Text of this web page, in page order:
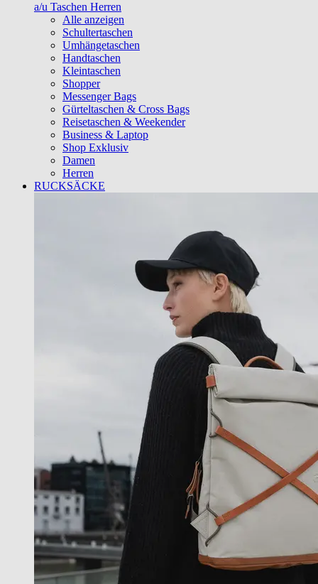
a/u Taschen Herren
Alle anzeigen
Schultertaschen
Umhängetaschen
Handtaschen
Kleintaschen
Shopper
Messenger Bags
Gürteltaschen & Cross Bags
Reisetaschen & Weekender
Business & Laptop
Shop Exklusiv
Damen
Herren
RUCKSÄCKE